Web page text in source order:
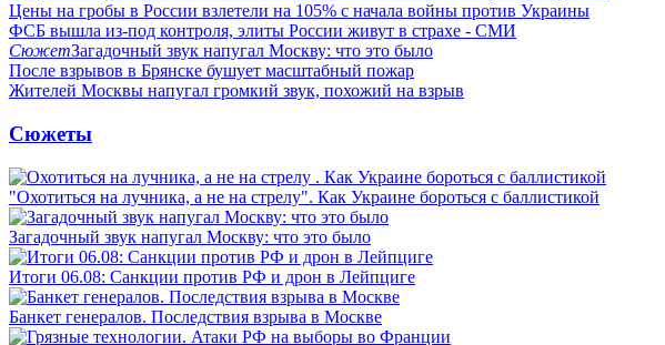
Цены на гробы в России взлетели на 105% с начала войны против Украины
ФСБ вышла из-под контроля, элиты России живут в страхе - СМИ
СюжетЗагадочный звук напугал Москву: что это было
После взрывов в Брянске бушует масштабный пожар
Жителей Москвы напугал громкий звук, похожий на взрыв
Сюжеты
"Охотиться на лучника, а не на стрелу". Как Украине бороться с баллистикой
Загадочный звук напугал Москву: что это было
Итоги 06.08: Санкции против РФ и дрон в Лейпциге
Банкет генералов. Последствия взрыва в Москве